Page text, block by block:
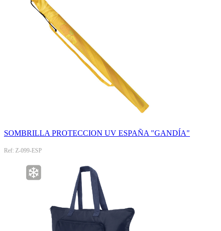
SOMBRILLA PROTECCION UV ESPAÑA "GANDÍA"
Ref: Z-099-ESP